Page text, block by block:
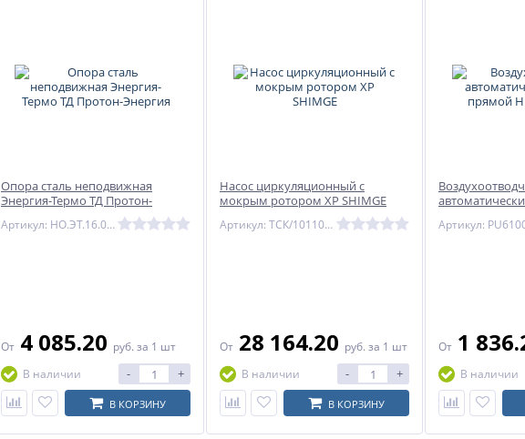
Опора сталь неподвижная
Энергия-Термо ТД Протон-
Артикул: НО.ЭТ.16.015.21.2.C
От 4 085.20 руб. за 1 шт
В наличии
- +
В КОРЗИНУ
Насос циркуляционный с
мокрым ротором XP SHIMGE
Артикул: ТСК/10110100235
От 28 164.20 руб. за 1 шт
В наличии
- +
В КОРЗИНУ
От 1
В наличии